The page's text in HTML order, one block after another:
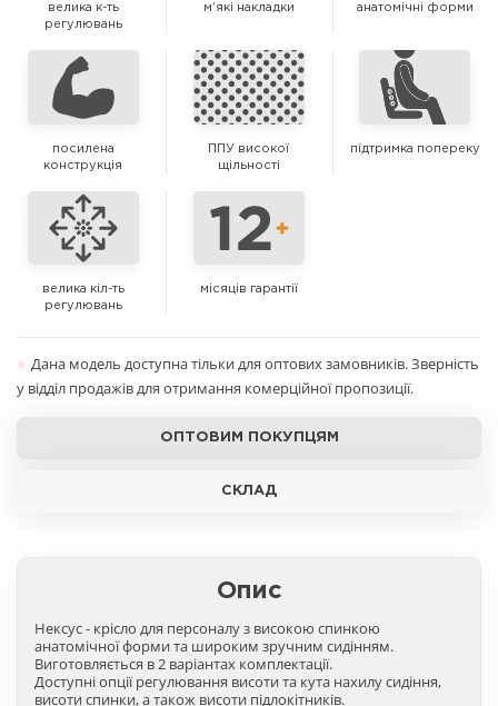
велика к-ть
регулювань
м'які накладки анатомічні форми
посилена
конструкція
ППУ високої
щільності
підтримка попереку
велика кіл-ть
регулювань
місяців гарантії
● Дана модель доступна тільки для оптових замовників. Зверність
у відділ продажів для отримання комерційної пропозиції.
ОПТОВИМ ПОКУПЦЯМ
СКЛАД
Опис
Нексус - крісло для персоналу з високою спинкою
анатомічної форми та широким зручним сидінням.
Виготовляється в 2 варіантах комплектації.
Доступні опції регулювання висоти та кута нахилу сидіння,
висоти спинки, а також висоти підлокітників.